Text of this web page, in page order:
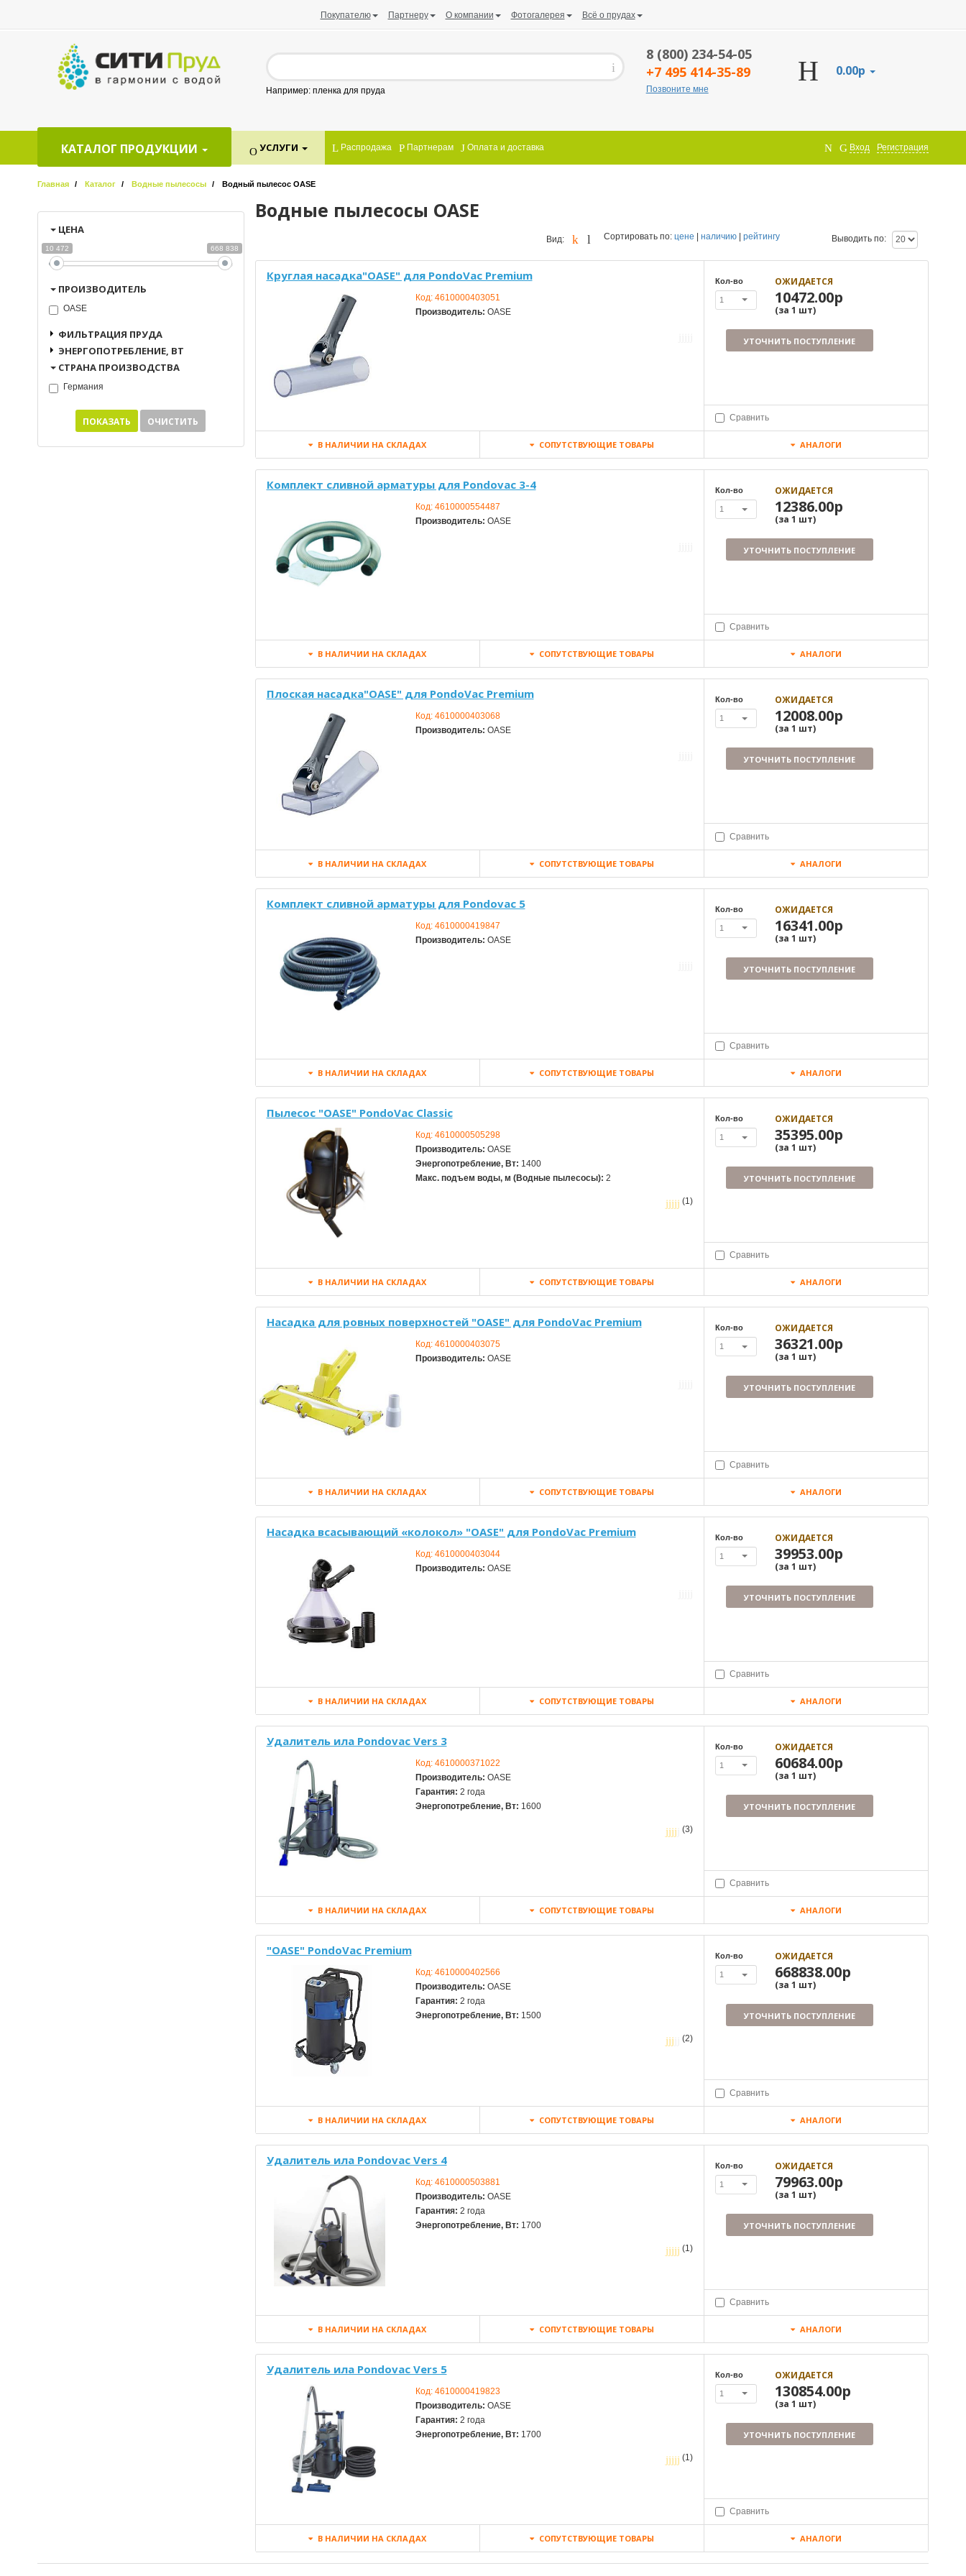
Покупателю Партнеру О компании Фотогалерея Всё о прудах
Например: пленка для пруда
8 (800) 234-54-05
+7 495 414-35-89
Позвоните мне
0.00р
КАТАЛОГ ПРОДУКЦИИ УСЛУГИ Распродажа Партнерам Оплата и доставка Вход Регистрация
Главная Каталог Водные пылесосы Водный пылесос OASE
ЦЕНА
10 472 668 838
ПРОИЗВОДИТЕЛЬ
OASE
ФИЛЬТРАЦИЯ ПРУДА
ЭНЕРГОПОТРЕБЛЕНИЕ, ВТ
СТРАНА ПРОИЗВОДСТВА
Германия
ПОКАЗАТЬ ОЧИСТИТЬ
Водные пылесосы OASE
Вид: Сортировать по: цене |наличию |рейтингу Выводить по:
Круглая насадка"OASE" для PondoVac Premium
Код:4610000403051
Производитель: OASE
Кол-во
1
ОЖИДАЕТСЯ
10472.00р
(за 1 шт)
УТОЧНИТЬ ПОСТУПЛЕНИЕ
Сравнить
В НАЛИЧИИ НА СКЛАДАХ СОПУТСТВУЮЩИЕ ТОВАРЫ АНАЛОГИ
Комплект сливной арматуры для Pondovac 3-4
Код:4610000554487
Производитель: OASE
Кол-во
1
ОЖИДАЕТСЯ
12386.00р
(за 1 шт)
УТОЧНИТЬ ПОСТУПЛЕНИЕ
Сравнить
В НАЛИЧИИ НА СКЛАДАХ СОПУТСТВУЮЩИЕ ТОВАРЫ АНАЛОГИ
Плоская насадка"OASE" для PondoVac Premium
Код:4610000403068
Производитель: OASE
Кол-во
1
ОЖИДАЕТСЯ
12008.00р
(за 1 шт)
УТОЧНИТЬ ПОСТУПЛЕНИЕ
Сравнить
В НАЛИЧИИ НА СКЛАДАХ СОПУТСТВУЮЩИЕ ТОВАРЫ АНАЛОГИ
Комплект сливной арматуры для Pondovac 5
Код:4610000419847
Производитель: OASE
Кол-во
1
ОЖИДАЕТСЯ
16341.00р
(за 1 шт)
УТОЧНИТЬ ПОСТУПЛЕНИЕ
Сравнить
В НАЛИЧИИ НА СКЛАДАХ СОПУТСТВУЮЩИЕ ТОВАРЫ АНАЛОГИ
Пылесос "OASE" PondоVac Classic
Код:4610000505298
Производитель: OASE
Энергопотребление, Вт: 1400
Макс. подъем воды, м (Водные пылесосы): 2
(1)
Кол-во
1
ОЖИДАЕТСЯ
35395.00р
(за 1 шт)
УТОЧНИТЬ ПОСТУПЛЕНИЕ
Сравнить
В НАЛИЧИИ НА СКЛАДАХ СОПУТСТВУЮЩИЕ ТОВАРЫ АНАЛОГИ
Насадка для ровных поверхностей "OASE" для PondoVac Premium
Код:4610000403075
Производитель: OASE
Кол-во
1
ОЖИДАЕТСЯ
36321.00р
(за 1 шт)
УТОЧНИТЬ ПОСТУПЛЕНИЕ
Сравнить
В НАЛИЧИИ НА СКЛАДАХ СОПУТСТВУЮЩИЕ ТОВАРЫ АНАЛОГИ
Насадка всасывающий «колокол» "OASE" для PondoVac Premium
Код:4610000403044
Производитель: OASE
Кол-во
1
ОЖИДАЕТСЯ
39953.00р
(за 1 шт)
УТОЧНИТЬ ПОСТУПЛЕНИЕ
Сравнить
В НАЛИЧИИ НА СКЛАДАХ СОПУТСТВУЮЩИЕ ТОВАРЫ АНАЛОГИ
Удалитель ила Pondovac Vers 3
Код:4610000371022
Производитель: OASE
Гарантия: 2 года
Энергопотребление, Вт: 1600
(3)
Кол-во
1
ОЖИДАЕТСЯ
60684.00р
(за 1 шт)
УТОЧНИТЬ ПОСТУПЛЕНИЕ
Сравнить
В НАЛИЧИИ НА СКЛАДАХ СОПУТСТВУЮЩИЕ ТОВАРЫ АНАЛОГИ
"OASE" PondoVac Premium
Код:4610000402566
Производитель: OASE
Гарантия: 2 года
Энергопотребление, Вт: 1500
(2)
Кол-во
1
ОЖИДАЕТСЯ
668838.00р
(за 1 шт)
УТОЧНИТЬ ПОСТУПЛЕНИЕ
Сравнить
В НАЛИЧИИ НА СКЛАДАХ СОПУТСТВУЮЩИЕ ТОВАРЫ АНАЛОГИ
Удалитель ила Pondovac Vers 4
Код:4610000503881
Производитель: OASE
Гарантия: 2 года
Энергопотребление, Вт: 1700
(1)
Кол-во
1
ОЖИДАЕТСЯ
79963.00р
(за 1 шт)
УТОЧНИТЬ ПОСТУПЛЕНИЕ
Сравнить
В НАЛИЧИИ НА СКЛАДАХ СОПУТСТВУЮЩИЕ ТОВАРЫ АНАЛОГИ
Удалитель ила Pondovac Vers 5
Код:4610000419823
Производитель: OASE
Гарантия: 2 года
Энергопотребление, Вт: 1700
(1)
Кол-во
1
ОЖИДАЕТСЯ
130854.00р
(за 1 шт)
УТОЧНИТЬ ПОСТУПЛЕНИЕ
Сравнить
В НАЛИЧИИ НА СКЛАДАХ СОПУТСТВУЮЩИЕ ТОВАРЫ АНАЛОГИ